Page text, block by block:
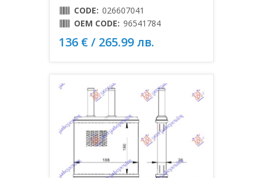
CODE: 026607041
OEM CODE: 96541784
136 € / 265.99 лв.